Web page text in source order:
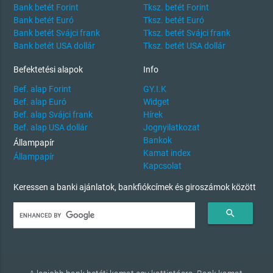
Bank betét Forint
Bank betét Euró
Bank betét Svájci frank
Bank betét USA dollár
Tksz. betét Forint
Tksz. betét Euró
Tksz. betét Svájci frank
Tksz. betét USA dollár
Befektetési alapok
Bef. alap Forint
Bef. alap Euró
Bef. alap Svájci frank
Bef. alap USA dollár
Állampapír
Állampapír
Info
GY.I.K
Widget
Hírek
Jognyilatkozat
Bankok
Kamat index
Kapcsolat
Keressen a banki ajánlatok, bankfiókcímek és giroszámok között
search